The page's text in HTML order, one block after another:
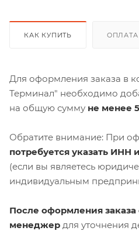
КАК КУПИТЬ ОПЛАТА
Для оформления заказа в
Терминал" необходимо
на общую сумму не менее
Обратите внимание: При
потребуется указать ИНН
(если вы являетесь
индивидуальным
После оформления
менеджер для уточнения